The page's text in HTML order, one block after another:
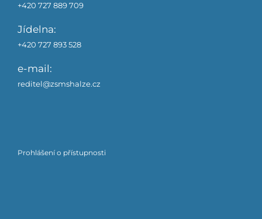
+420 727 889 709
Jídelna:
+420 727 893 528
e-mail:
reditel@zsmshalze.cz
Prohlášení o přístupnosti